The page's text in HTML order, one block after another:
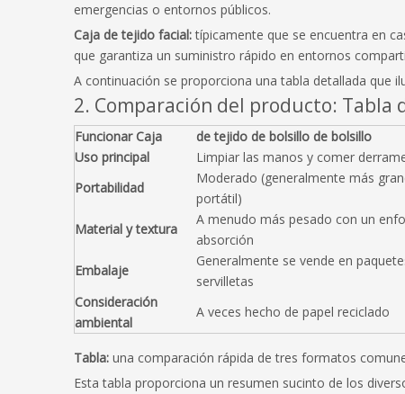
emergencias o entornos públicos.
Caja de tejido facial:típicamente que se encuentra en
que garantiza un suministro rápido en entornos
A continuación se proporciona una tabla detallada que
2. Comparación del producto: Tabla
Funcionar Caja de tejido de bolsillo de bolsillo
Uso principal
Limpiar las manos y comer
Portabilidad
Moderado (generalmente más
portátil)
Material y textura
A menudo más pesado con un
absorción
Embalaje
Generalmente se vende en
servilletas
Consideración
ambiental
A veces hecho de papel reciclado
Tabla: una comparación rápida de tres formatos
Esta tabla proporciona un resumen sucinto de los